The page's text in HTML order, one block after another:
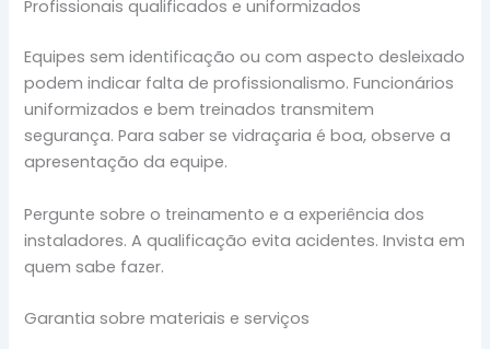
Profissionais qualificados e uniformizados
Equipes sem identificação ou com aspecto desleixado
podem indicar falta de profissionalismo. Funcionários
uniformizados e bem treinados transmitem
segurança. Para saber se vidraçaria é boa, observe a
apresentação da equipe.
Pergunte sobre o treinamento e a experiência dos
instaladores. A qualificação evita acidentes. Invista em
quem sabe fazer.
Garantia sobre materiais e serviços